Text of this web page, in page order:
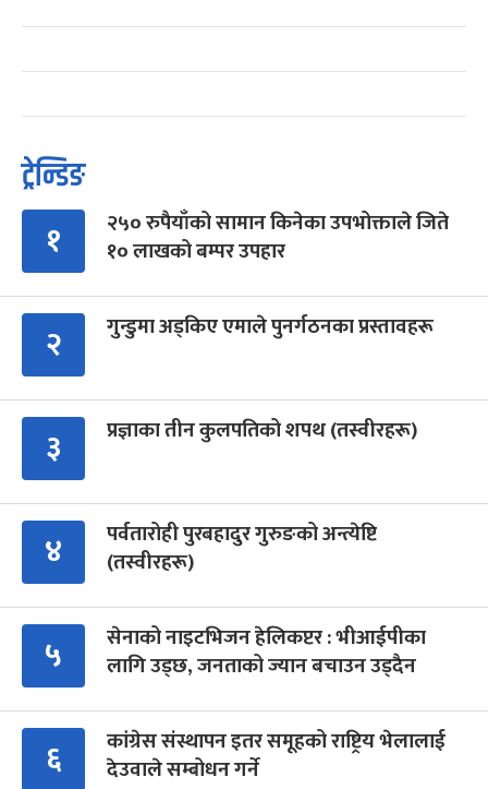
ट्रेन्डिङ
१
२५० रुपैयाँको सामान किनेका उपभोक्ताले जिते
१० लाखको बम्पर उपहार
२ गुन्डुमा अड्किए एमाले पुनर्गठनका प्रस्तावहरू
३ प्रज्ञाका तीन कुलपतिको शपथ (तस्वीरहरू)
४
पर्वतारोही पुरबहादुर गुरुङको अन्त्येष्टि
(तस्वीरहरू)
५
सेनाको नाइटभिजन हेलिकप्टर : भीआईपीका
लागि उड्छ, जनताको ज्यान बचाउन उड्दैन
६
कांग्रेस संस्थापन इतर समूहको राष्ट्रिय भेलालाई
देउवाले सम्बोधन गर्ने